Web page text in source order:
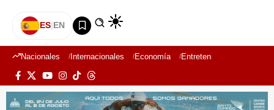
ES|EN
Nacionales Internacionales Economía Entretenimiento